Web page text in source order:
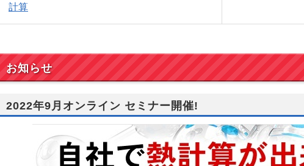
計算
お知らせ
2022年9月オンライン セミナー開催!